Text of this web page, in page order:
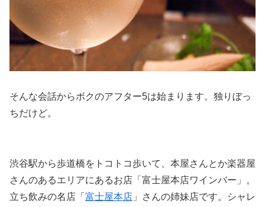
そんな会話からボクのアフター5は始まります。独りぼっ
ちだけど。
渋谷駅から歩道橋をトコトコ歩いて、本屋さんとか楽器屋
さんのあるエリアにあるお店「富士屋本店ワインバー」。
立ち飲みの名店「 富士屋本店 」さんの姉妹店です。シャレ